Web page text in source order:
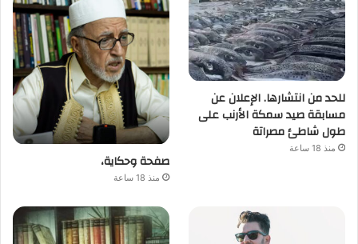
للحد من انتشارها. الإعلان عن
مسابقة صيد سمكة الأرنب على
طول شاطئ مصراتة
منذ 18 ساعة
صفحة وحكاية،
منذ 18 ساعة